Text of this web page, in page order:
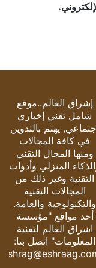
إشراق العالم..موقع
شامل تقني إخباري
يهتم بالتدوين
في كافة المجالات
ومنها المجال التقني
المنزلي وأدوات
التقنية وغير ذلك من
المجالات التقنية
والتكنولوجية والعامة.
أحد مواقع "مؤسسة
اشراق العالم لتقنية
المعلومات" اتصل بنا: